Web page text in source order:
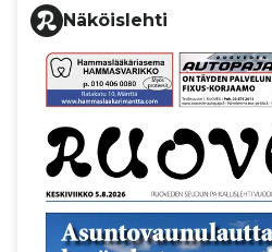
Näköislehti